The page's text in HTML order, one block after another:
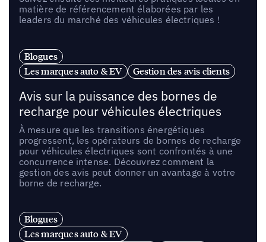
matière de référencement élaborées par les
leaders du marché des véhicules électriques !
Blogues
Les marques auto & EV
Gestion des avis clients
Avis sur la puissance des bornes de
recharge pour véhicules électriques
À mesure que les transitions énergétiques
progressent, les opérateurs de bornes de recharge
pour véhicules électriques sont confrontés à une
concurrence intense. Découvrez comment la
gestion des avis peut donner un avantage à votre
borne de recharge.
Blogues
Les marques auto & EV